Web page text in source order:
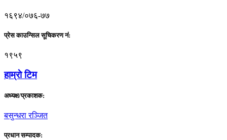
१६९४/०७६-७७
प्रेस काउन्सिल सूचिकरण नं:
१९५९
हाम्राे टिम
अध्यक्ष/प्रकाशक:
बसुन्धरा रञ्जित
प्रधान सम्पादक: